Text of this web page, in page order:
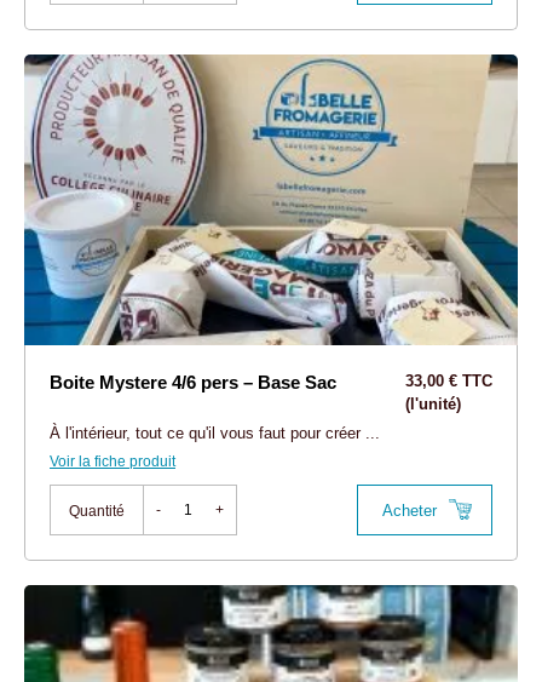
Boite Mystere 4/6 pers – Base Sac
33,00 € TTC
(l'unité)
À l'intérieur, tout ce qu'il vous faut pour créer ...
Voir la fiche produit
Quantité - + Acheter